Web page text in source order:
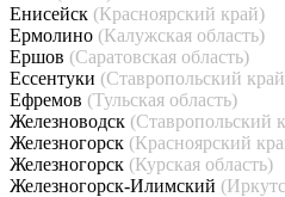
Енисейск (Красноярский край)
Ермолино (Калужская область)
Ершов (Саратовская область)
Ессентуки (Ставропольский
Ефремов (Тульская область)
Железноводск (Ставропольский
Железногорск (Красноярский
Железногорск (Курская область)
Железногорск-Илимский